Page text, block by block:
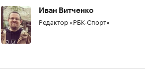
Иван Витченко
Редактор «РБК-Спорт»